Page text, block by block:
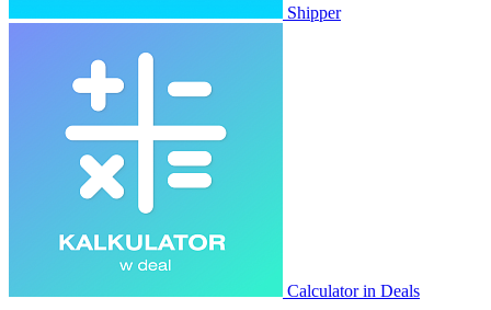
Shipper
Calculator in Deals